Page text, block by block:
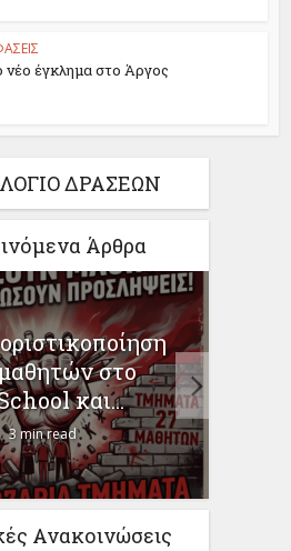
νέο έγκλημα στο Άργος
ΔΡΑΣΕΩΝ
Άρθρα
στο
και...
3 min read
Ανακοινώσεις